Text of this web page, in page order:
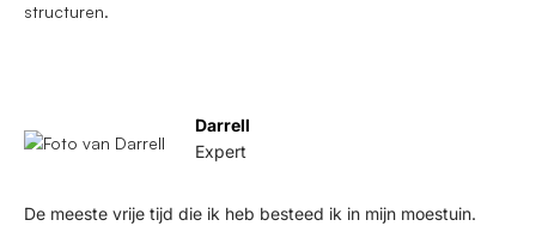
structuren.
Darrell
Expert
De meeste vrije tijd die ik heb besteed ik in mijn moestuin.